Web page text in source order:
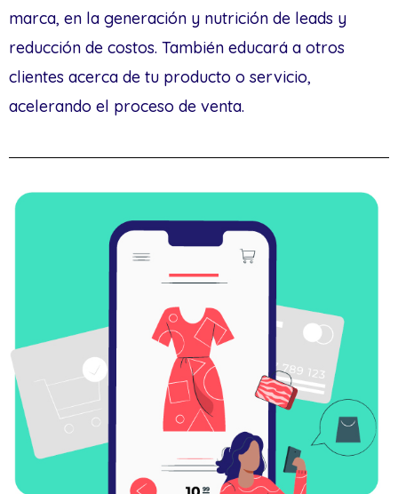
marca, en la generación y nutrición de leads y
reducción de costos. También educará a otros
clientes acerca de tu producto o servicio,
acelerando el proceso de venta.